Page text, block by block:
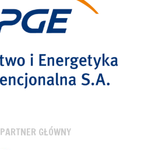
PARTNER GŁÓWNY